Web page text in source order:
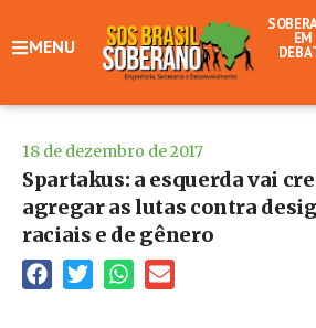
MENU EM
18 de dezembro de 2017
Spartakus: a esquerda vai
agregar as lutas contra
raciais e de gênero